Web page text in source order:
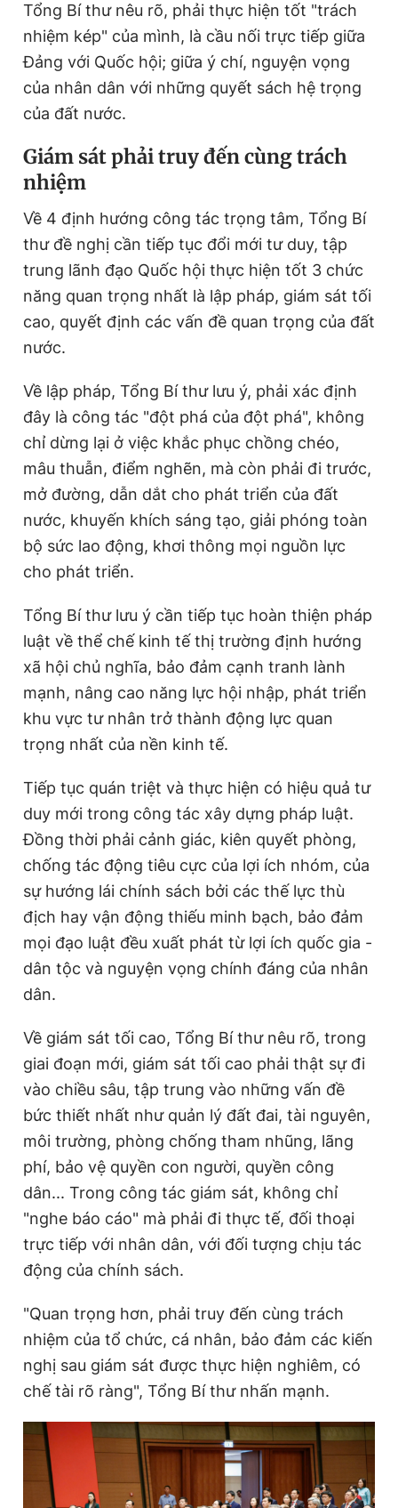
Tổng Bí thư nêu rõ, phải thực hiện tốt "trách
nhiệm kép" của mình, là cầu nối trực tiếp giữa
Đảng với Quốc hội; giữa ý chí, nguyện vọng
của nhân dân với những quyết sách hệ trọng
của đất nước.
Giám sát phải truy đến cùng trách
nhiệm
Về 4 định hướng công tác trọng tâm, Tổng Bí
thư đề nghị cần tiếp tục đổi mới tư duy, tập
trung lãnh đạo Quốc hội thực hiện tốt 3 chức
năng quan trọng nhất là lập pháp, giám sát tối
cao, quyết định các vấn đề quan trọng của đất
nước.
Về lập pháp, Tổng Bí thư lưu ý, phải xác định
đây là công tác "đột phá của đột phá", không
chỉ dừng lại ở việc khắc phục chồng chéo,
mâu thuẫn, điểm nghẽn, mà còn phải đi trước,
mở đường, dẫn dắt cho phát triển của đất
nước, khuyến khích sáng tạo, giải phóng toàn
bộ sức lao động, khơi thông mọi nguồn lực
cho phát triển.
Tổng Bí thư lưu ý cần tiếp tục hoàn thiện pháp
luật về thể chế kinh tế thị trường định hướng
xã hội chủ nghĩa, bảo đảm cạnh tranh lành
mạnh, nâng cao năng lực hội nhập, phát triển
khu vực tư nhân trở thành động lực quan
trọng nhất của nền kinh tế.
Tiếp tục quán triệt và thực hiện có hiệu quả tư
duy mới trong công tác xây dựng pháp luật.
Đồng thời phải cảnh giác, kiên quyết phòng,
chống tác động tiêu cực của lợi ích nhóm, của
sự hướng lái chính sách bởi các thế lực thù
địch hay vận động thiếu minh bạch, bảo đảm
mọi đạo luật đều xuất phát từ lợi ích quốc gia -
dân tộc và nguyện vọng chính đáng của nhân
dân.
Về giám sát tối cao, Tổng Bí thư nêu rõ, trong
giai đoạn mới, giám sát tối cao phải thật sự đi
vào chiều sâu, tập trung vào những vấn đề
bức thiết nhất như quản lý đất đai, tài nguyên,
môi trường, phòng chống tham nhũng, lãng
phí, bảo vệ quyền con người, quyền công
dân... Trong công tác giám sát, không chỉ
"nghe báo cáo" mà phải đi thực tế, đối thoại
trực tiếp với nhân dân, với đối tượng chịu tác
động của chính sách.
"Quan trọng hơn, phải truy đến cùng trách
nhiệm của tổ chức, cá nhân, bảo đảm các kiến
nghị sau giám sát được thực hiện nghiêm, có
chế tài rõ ràng", Tổng Bí thư nhấn mạnh.